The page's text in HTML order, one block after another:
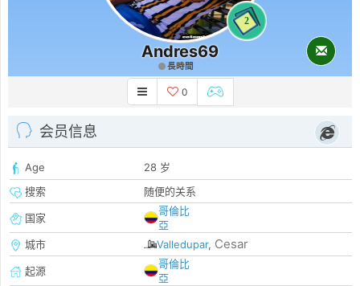
2
Andres69
長時間
0
会员信息
Age
28 岁
搜索
随便的关系
国家
哥倫比
亞
城市
Valledupar, Cesar
起源
哥倫比
亞